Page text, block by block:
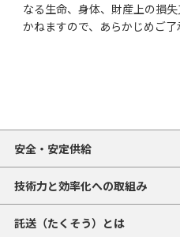
なる生命、身体、財産上の損
かねますので、あらかじめご了
安全・安定供給
技術力と効率化への取組み
託送（たくそう）とは